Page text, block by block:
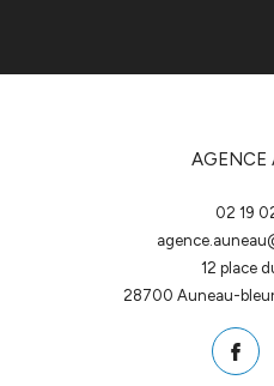
AGENCE
02 19
12 place
28700
auneau-